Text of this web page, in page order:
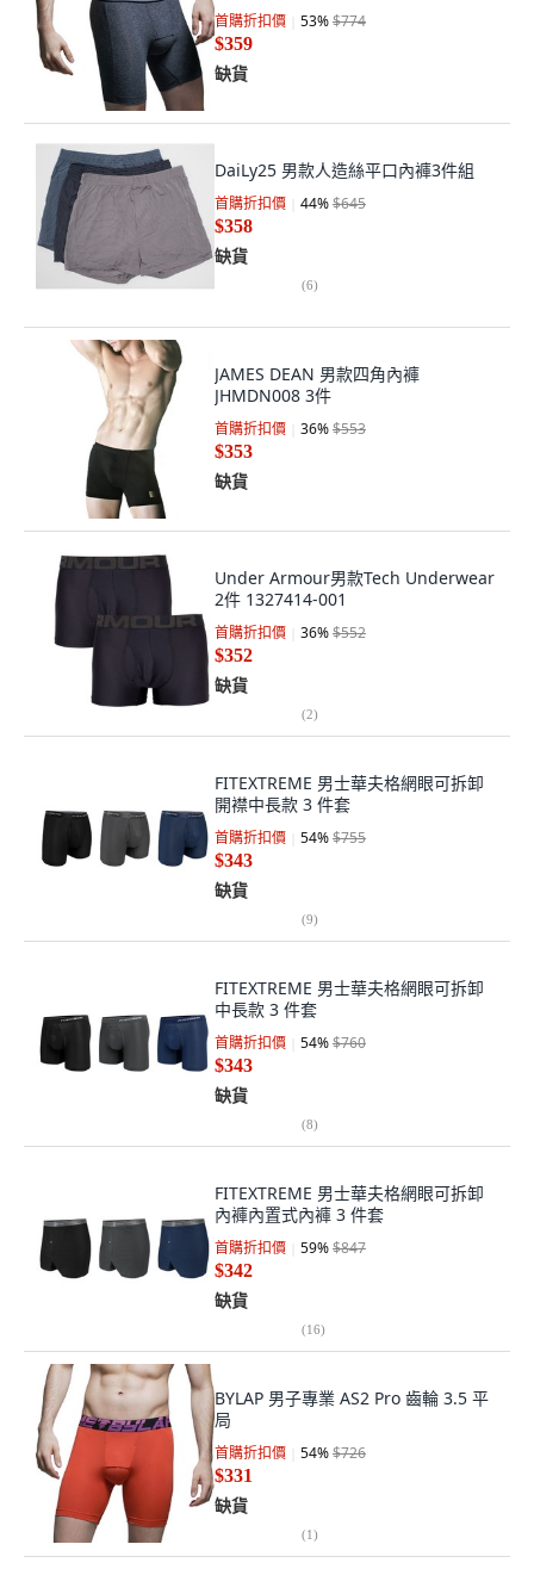
首購折扣價 53%$774
$359
缺貨
DaiLy25 男款人造絲平口內褲3件組
首購折扣價 44%$645
$358
缺貨
(6)
JAMES DEAN 男款四角內褲
JHMDN008 3件
首購折扣價 36%$553
$353
缺貨
Under Armour男款Tech Underwear
2件 1327414-001
首購折扣價 36%$552
$352
缺貨
(2)
FITEXTREME 男士華夫格網眼可拆卸
開襟中長款 3 件套
首購折扣價 54%$755
$343
缺貨
(9)
FITEXTREME 男士華夫格網眼可拆卸
中長款 3 件套
首購折扣價 54%$760
$343
缺貨
(8)
FITEXTREME 男士華夫格網眼可拆卸
內褲內置式內褲 3 件套
首購折扣價 59%$847
$342
缺貨
(16)
BYLAP 男子專業 AS2 Pro 齒輪 3.5 平
局
首購折扣價 54%$726
$331
缺貨
(1)